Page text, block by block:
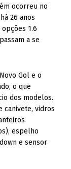
ocorreu no
26 anos
1.6
a se
Gol e o
o que
dos modelos.
canivete, vidros
espelho
e sensor